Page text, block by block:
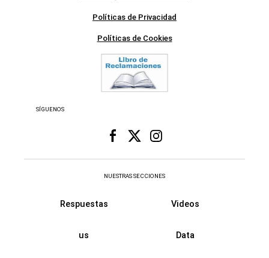
Políticas de Privacidad
Políticas de Cookies
SÍGUENOS
NUESTRAS SECCIONES
Respuestas Videos
us Data